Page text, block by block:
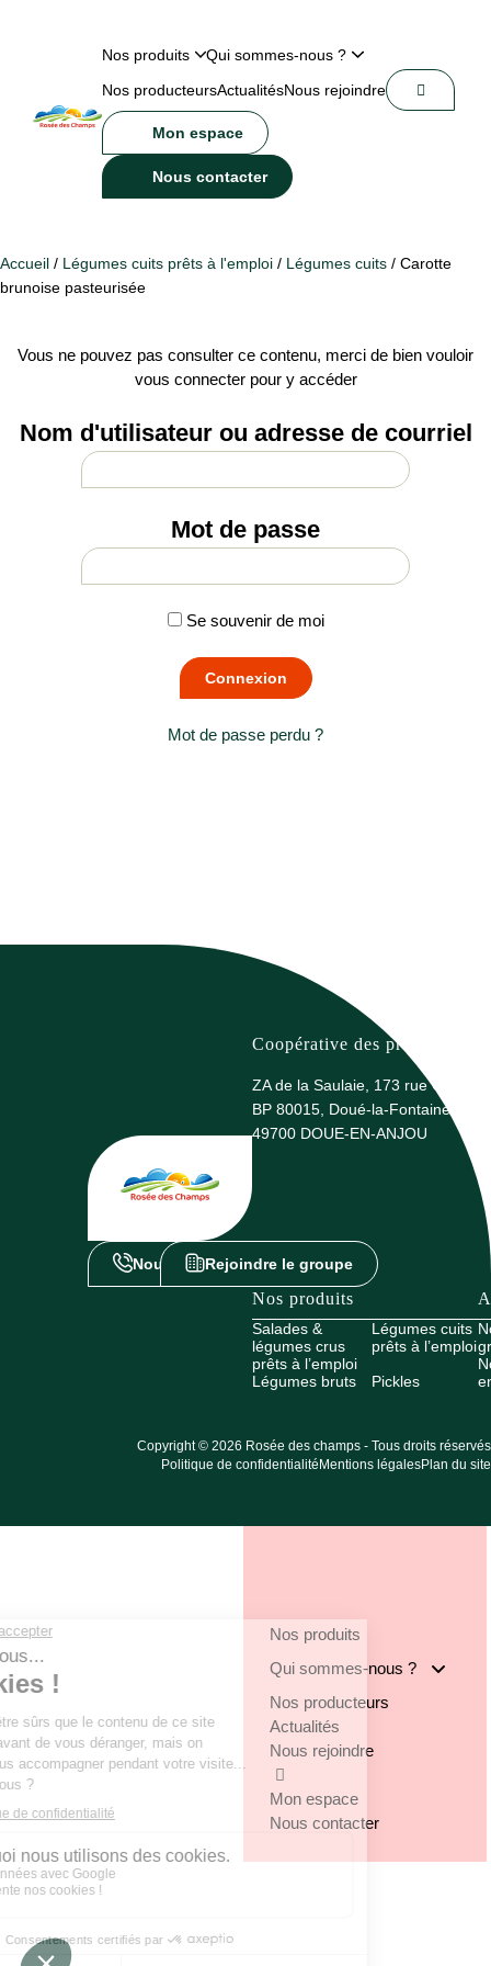
Nos produits
Qui sommes-nous ?
Nos producteursActualitésNous rejoindre
Mon espace
Nous contacter
Accueil / Légumes cuits prêts à l'emploi / Légumes cuits / Carotte
brunoise pasteurisée
Vous ne pouvez pas consulter ce contenu, merci de bien vouloir
vous connecter pour y accéder
Nom d'utilisateur ou adresse de courriel
Mot de passe
Se souvenir de moi
Mot de passe perdu ?
Nous contacterRejoindre le groupe
Coopérative des producteurs
ZA de la Saulaie, 173 rue G. Eiffel
BP 80015, Doué-la-Fontaine
49700 DOUE-EN-ANJOU
Nos produits
Salades &
légumes crus
prêts à l’emploi
Légumes cuits
prêts à l’emploi
Légumes bruts
Pickles
Copyright © 2026 Rosée des champs - Tous droits réservés
Politique de confidentialité Mentions légalesPlan du site
Nos produits
Qui sommes-nous ?
Notre groupe
Nos engagements
Notre implantation
Nos producteurs
Actualités
Nous rejoindre
Mon espace
Nous contacter